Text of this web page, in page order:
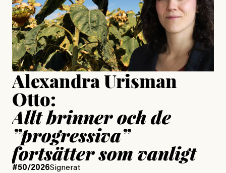
Jesper Lundby
Publicerad15 July, 2026
Uppdaterad15 July, 2026
Alexandra Urisman
Otto:
Allt brinner och de
”progressiva”
fortsätter som vanligt
#50/2026Signerat